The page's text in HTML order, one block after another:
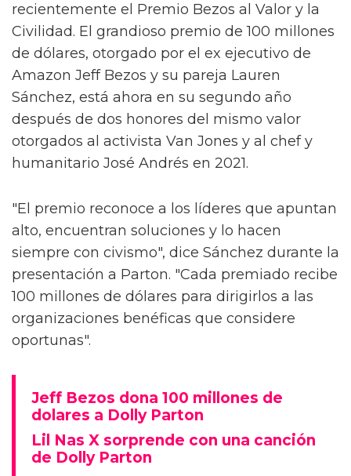
recientemente el Premio Bezos al Valor y la
Civilidad. El grandioso premio de 100 millones
de dólares, otorgado por el ex ejecutivo de
Amazon Jeff Bezos y su pareja Lauren
Sánchez, está ahora en su segundo año
después de dos honores del mismo valor
otorgados al activista Van Jones y al chef y
humanitario José Andrés en 2021.
"El premio reconoce a los líderes que apuntan
alto, encuentran soluciones y lo hacen
siempre con civismo", dice Sánchez durante la
presentación a Parton. "Cada premiado recibe
100 millones de dólares para dirigirlos a las
organizaciones benéficas que considere
oportunas".
Jeff Bezos dona 100 millones de
dolares a Dolly Parton
Lil Nas X sorprende con una canción
de Dolly Parton